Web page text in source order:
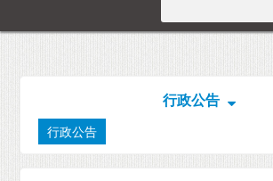
行政公告
行政公告